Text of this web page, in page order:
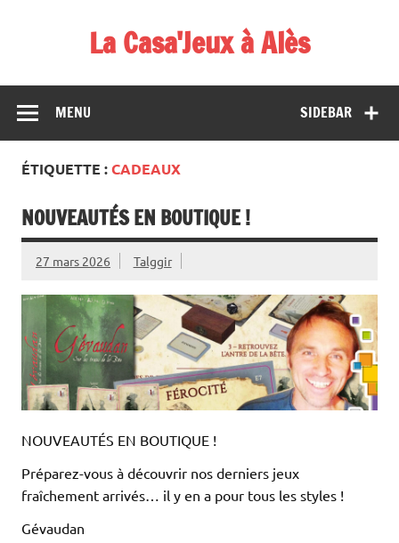
La Casa'Jeux à Alès
démos et de tournois
SIDEBAR
MENU
ÉTIQUETTE :CADEAUX
NOUVEAUTÉS EN BOUTIQUE !
27 mars 2026 Talggir
NOUVEAUTÉS EN BOUTIQUE !
Préparez-vous à découvrir nos derniers jeux
fraîchement arrivés… il y en a pour tous les styles !
Gévaudan